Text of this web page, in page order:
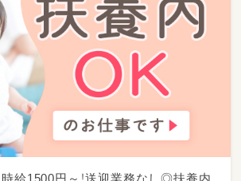
給1500円～！送迎業務なし◎扶養内